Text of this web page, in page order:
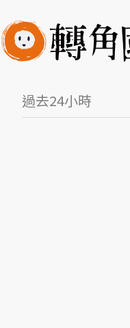
過去24小時